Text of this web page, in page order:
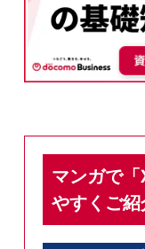
マンガで
やすくご紹